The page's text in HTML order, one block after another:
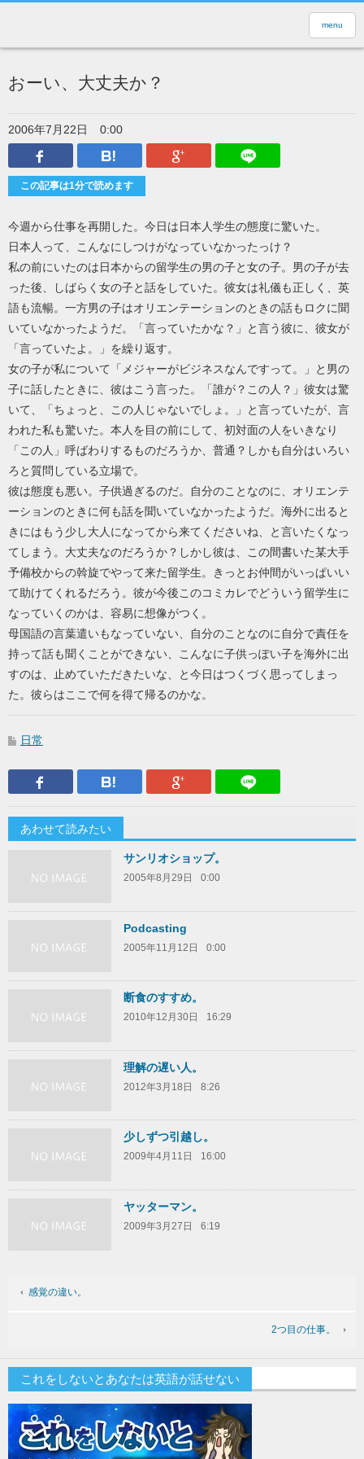
menu
おーい、大丈夫か？
2006年7月22日
0:00
Facebook
はてなブックマークGoogle Plus
この記事は1分で読めます
今週から仕事を再開した。今日は日本人学生の態度に驚いた。
日本人って、こんなにしつけがなっていなかったっけ？
私の前にいたのは日本からの留学生の男の子と女の子。男の子が去
った後、しばらく女の子と話をしていた。彼女は礼儀も正しく、英
語も流暢。一方男の子はオリエンテーションのときの話もロクに聞
いていなかったようだ。「言っていたかな？」と言う彼に、彼女が
「言っていたよ。」を繰り返す。
女の子が私について「メジャーがビジネスなんですって。」と男の
子に話したときに、彼はこう言った。「誰が？この人？」彼女は驚
いて、「ちょっと、この人じゃないでしょ。」と言っていたが、言
われた私も驚いた。本人を目の前にして、初対面の人をいきなり
「この人」呼ばわりするものだろうか、普通？しかも自分はいろい
ろと質問している立場で。
彼は態度も悪い。子供過ぎるのだ。自分のことなのに、オリエンテ
ーションのときに何も話を聞いていなかったようだ。海外に出ると
きにはもう少し大人になってから来てくださいね、と言いたくなっ
てしまう。大丈夫なのだろうか？しかし彼は、この間書いた某大手
予備校からの斡旋でやって来た留学生。きっとお仲間がいっぱいい
て助けてくれるだろう。彼が今後このコミカレでどういう留学生に
なっていくのかは、容易に想像がつく。
母国語の言葉遣いもなっていない、自分のことなのに自分で責任を
持って話も聞くことができない、こんなに子供っぽい子を海外に出
すのは、止めていただきたいな、と今日はつくづく思ってしまっ
た。彼らはここで何を得て帰るのかな。
日常
Facebook はてなブックマークGoogle Plus
あわせて読みたい
サンリオショップ。
2005年8月29日 0:00
Podcasting
2005年11月12日 0:00
断食のすすめ。
2010年12月30日 16:29
理解の遅い人。
2012年3月18日 8:26
少しずつ引越し。
2009年4月11日 16:00
ヤッターマン。
2009年3月27日 6:19
感覚の違い。
2つ目の仕事。
これをしないとあなたは英語が話せない